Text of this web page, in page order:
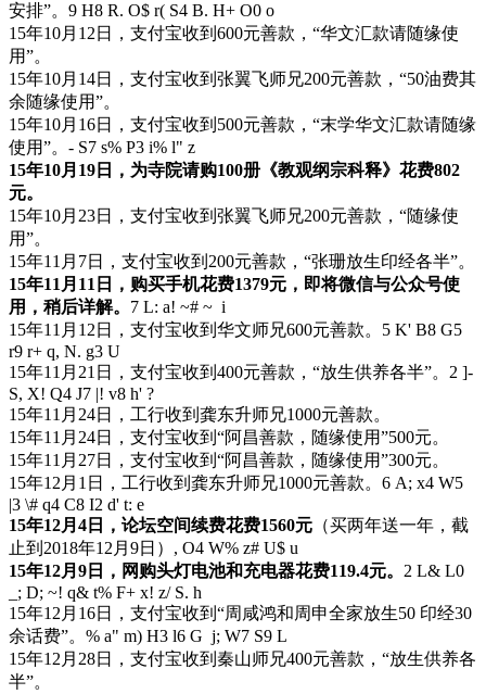
安排”。 9 H8 R. O$ r( S4 B. H+ O0 o
15年10月12日，支付宝收到600元善款，“华文汇款请随缘使
用”。
15年10月14日，支付宝收到张翼飞师兄200元善款，“50油费其
余随缘使用”。
15年10月16日，支付宝收到500元善款，“末学华文汇款请随缘
使用”。 - S7 s% P3 i% l" z
15年10月19日，为寺院请购100册《教观纲宗科释》花费802
元。
15年10月23日，支付宝收到张翼飞师兄200元善款，“随缘使
用”。
15年11月7日，支付宝收到200元善款，“张珊放生印经各半”。
15年11月11日，购买手机花费1379元，即将微信与公众号使
用，稍后详解。 7 L: a! ~# ~ i
15年11月12日，支付宝收到华文师兄600元善款。 5 K' B8 G5
r9 r+ q, N. g3 U
15年11月21日，支付宝收到400元善款，“放生供养各半”。 2 ]-
S, X! Q4 J7 |! v8 h' ?
15年11月24日，工行收到龚东升师兄1000元善款。
15年11月24日，支付宝收到“阿昌善款，随缘使用”500元。
15年11月27日，支付宝收到“阿昌善款，随缘使用”300元。
15年12月1日，工行收到龚东升师兄1000元善款。 6 A; x4 W5
|3 \# q4 C8 I2 d' t: e
15年12月4日，论坛空间续费花费1560元 （买两年送一年，截
止到2018年12月9日） , O4 W% z# U$ u
15年12月9日，网购头灯电池和充电器花费119.4元。 2 L& L0
_; D; ~! q& t% F+ x! z/ S. h
15年12月16日，支付宝收到“周咸鸿和周申全家放生50 印经30
余话费”。 % a" m) H3 l6 G j; W7 S9 L
15年12月28日，支付宝收到秦山师兄400元善款，“放生供养各
半”。